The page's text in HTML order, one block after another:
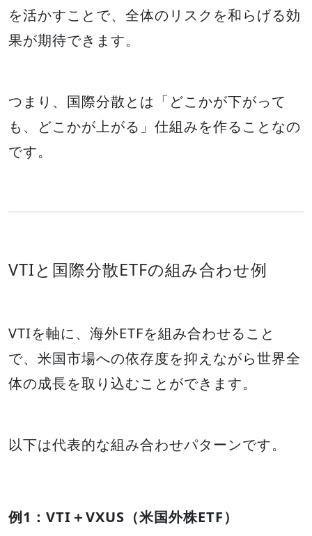
を活かすことで、全体のリスクを和らげる効
果が期待できます。
つまり、国際分散とは「どこかが下がって
も、どこかが上がる」仕組みを作ることなの
です。
VTIと国際分散ETFの組み合わせ例
VTIを軸に、海外ETFを組み合わせること
で、米国市場への依存度を抑えながら世界全
体の成長を取り込むことができます。
以下は代表的な組み合わせパターンです。
例1：VTI＋VXUS（米国外株ETF）